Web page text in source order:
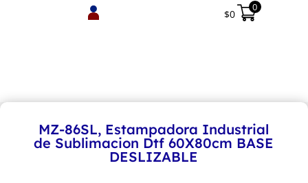
$0
0
MZ-86SL, Estampadora Industrial
de Sublimacion Dtf 60X80cm BASE
DESLIZABLE